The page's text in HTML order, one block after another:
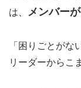
は、 メンバー
「困りごとがな
リーダーからこ